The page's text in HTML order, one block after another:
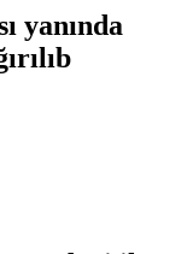
yanında